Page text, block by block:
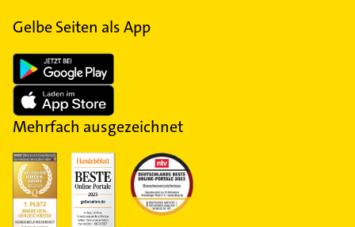
Gelbe Seiten als App
Mehrfach ausgezeichnet